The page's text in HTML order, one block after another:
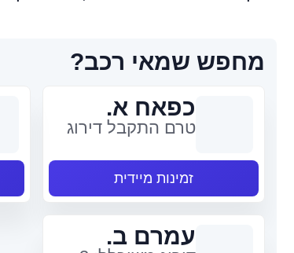
מחפש שמאי רכב?
כפאח א.
טרם התקבל דירוג
זמינות מיידית
עמרם ב.